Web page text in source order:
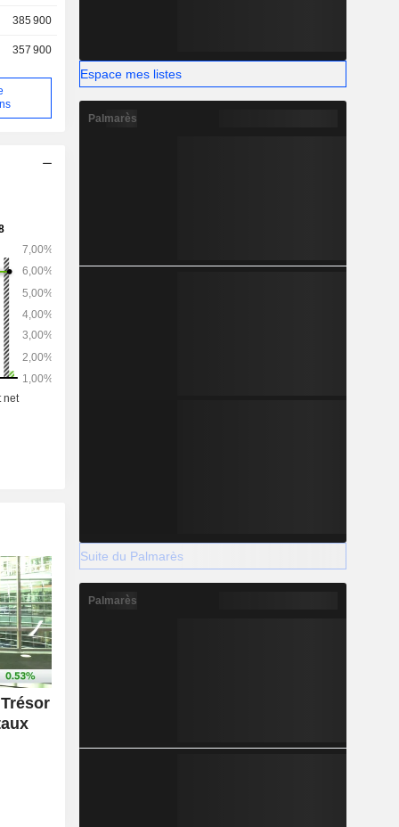
et la
385 900
357 900
Espace mes listes
Palmarès
Suite du Palmarès
Palmarès